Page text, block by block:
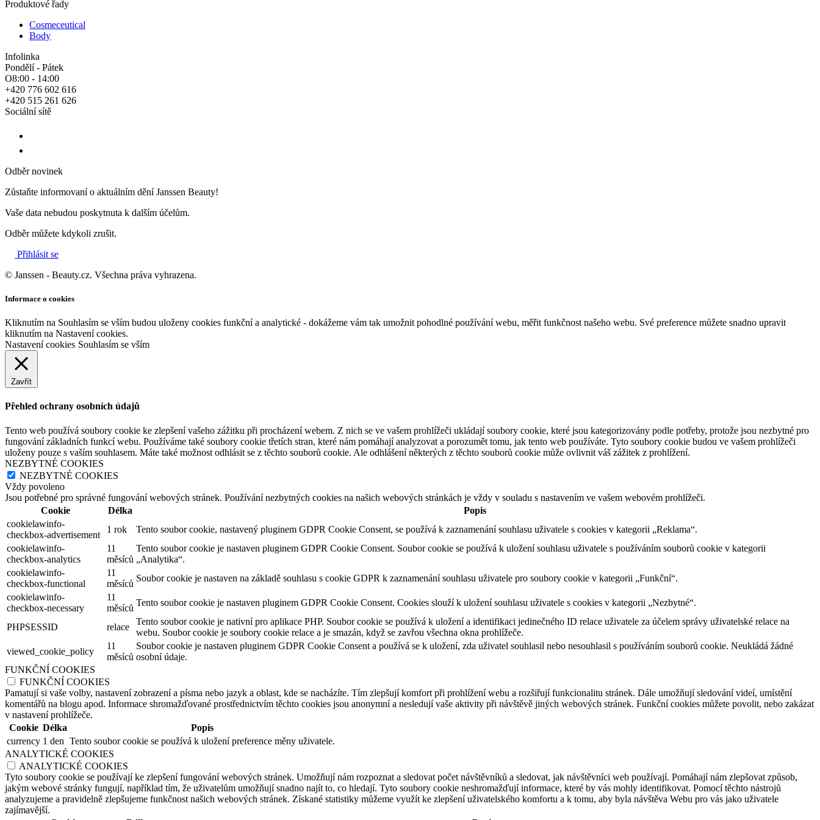
Produktové řady
Cosmeceutical
Body
Infolinka
Pondělí - Pátek
O8:00 - 14:00
+420 776 602 616
+420 515 261 626
Sociální sítě
Odběr novinek
Zůstaňte informovaní o aktuálním dění Janssen Beauty!
Vaše data nebudou poskytnuta k dalším účelům.
Odběr můžete kdykoli zrušit.
Přihlásit se
© Janssen - Beauty.cz. Všechna práva vyhrazena.
Informace o cookies
Kliknutím na Souhlasím se vším budou uloženy cookies funkční a analytické - dokážeme vám tak umožnit pohodlné používání webu, měřit funkčnost našeho webu. Své preference můžete snadno upravit
kliknutím na Nastavení cookies.
Nastavení cookies Souhlasím se vším
Zavřít
Přehled ochrany osobních údajů
Tento web používá soubory cookie ke zlepšení vašeho zážitku při procházení webem. Z nich se ve vašem prohlížeči ukládají soubory cookie, které jsou kategorizovány podle potřeby, protože jsou nezbytné pro
fungování základních funkcí webu. Používáme také soubory cookie třetích stran, které nám pomáhají analyzovat a porozumět tomu, jak tento web používáte. Tyto soubory cookie budou ve vašem prohlížeči
uloženy pouze s vaším souhlasem. Máte také možnost odhlásit se z těchto souborů cookie. Ale odhlášení některých z těchto souborů cookie může ovlivnit váš zážitek z prohlížení.
NEZBYTNÉ COOKIES
NEZBYTNÉ COOKIES
Vždy povoleno
Jsou potřebné pro správné fungování webových stránek. Používání nezbytných cookies na našich webových stránkách je vždy v souladu s nastavením ve vašem webovém prohlížeči.
Cookie
Délka
Popis
cookielawinfo-
checkbox-advertisement
1 rok
Tento soubor cookie, nastavený pluginem GDPR Cookie Consent, se používá k zaznamenání souhlasu uživatele s cookies v kategorii „Reklama“.
cookielawinfo-
checkbox-analytics
11
měsíců
Tento soubor cookie je nastaven pluginem GDPR Cookie Consent. Soubor cookie se používá k uložení souhlasu uživatele s používáním souborů cookie v kategorii
„Analytika“.
cookielawinfo-
checkbox-functional
11
měsíců
Soubor cookie je nastaven na základě souhlasu s cookie GDPR k zaznamenání souhlasu uživatele pro soubory cookie v kategorii „Funkční“.
cookielawinfo-
checkbox-necessary
11
měsíců
Tento soubor cookie je nastaven pluginem GDPR Cookie Consent. Cookies slouží k uložení souhlasu uživatele s cookies v kategorii „Nezbytné“.
PHPSESSID relace
Tento soubor cookie je nativní pro aplikace PHP. Soubor cookie se používá k uložení a identifikaci jedinečného ID relace uživatele za účelem správy uživatelské relace na
webu. Soubor cookie je soubory cookie relace a je smazán, když se zavřou všechna okna prohlížeče.
viewed_cookie_policy
11
měsíců
Soubor cookie je nastaven pluginem GDPR Cookie Consent a používá se k uložení, zda uživatel souhlasil nebo nesouhlasil s používáním souborů cookie. Neukládá žádné
osobní údaje.
FUNKČNÍ COOKIES
FUNKČNÍ COOKIES
Pamatují si vaše volby, nastavení zobrazení a písma nebo jazyk a oblast, kde se nacházíte. Tím zlepšují komfort při prohlížení webu a rozšiřují funkcionalitu stránek. Dále umožňují sledování videí, umístění
komentářů na blogu apod. Informace shromažďované prostřednictvím těchto cookies jsou anonymní a nesledují vaše aktivity při návštěvě jiných webových stránek. Funkční cookies můžete povolit, nebo zakázat
v nastavení prohlížeče.
Cookie Délka
Popis
currency 1 den Tento soubor cookie se používá k uložení preference měny uživatele.
ANALYTICKÉ COOKIES
ANALYTICKÉ COOKIES
Tyto soubory cookie se používají ke zlepšení fungování webových stránek. Umožňují nám rozpoznat a sledovat počet návštěvníků a sledovat, jak návštěvníci web používají. Pomáhají nám zlepšovat způsob,
jakým webové stránky fungují, například tím, že uživatelům umožňují snadno najít to, co hledají. Tyto soubory cookie neshromažďují informace, které by vás mohly identifikovat. Pomocí těchto nástrojů
analyzujeme a pravidelně zlepšujeme funkčnost našich webových stránek. Získané statistiky můžeme využít ke zlepšení uživatelského komfortu a k tomu, aby byla návštěva Webu pro vás jako uživatele
zajímavější.